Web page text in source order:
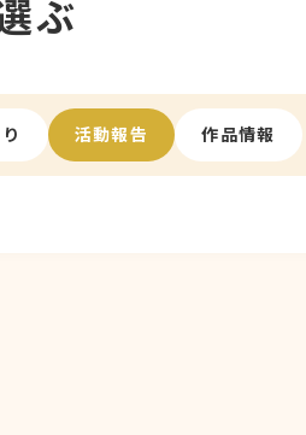
ぶ
活動報告 作品情報